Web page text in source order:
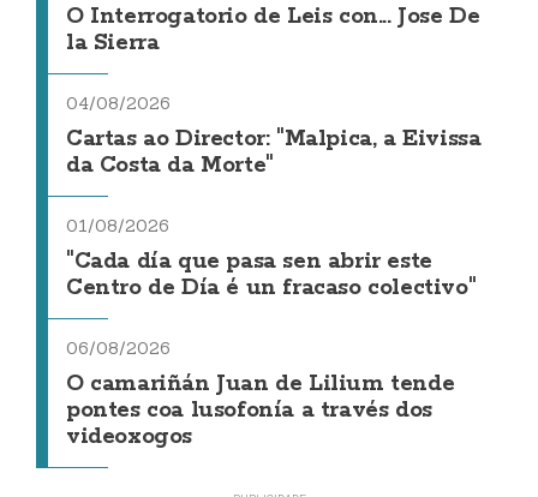
O Interrogatorio de Leis con... Jose De
la Sierra
04/08/2026
Cartas ao Director: "Malpica, a Eivissa
da Costa da Morte"
01/08/2026
"Cada día que pasa sen abrir este
Centro de Día é un fracaso colectivo"
06/08/2026
O camariñán Juan de Lilium tende
pontes coa lusofonía a través dos
videoxogos